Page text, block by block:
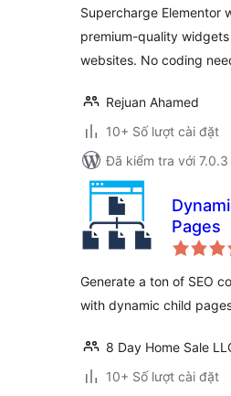
Supercharge Elementor
premium-quality
websites. No coding
Rejuan Ahamed
10+ Số lượt cài đặt
Đã kiểm tra với 7.0.3
Pages
Generate a ton of SEO
with dynamic child
8 Day Home Sale
10+ Số lượt cài đặt